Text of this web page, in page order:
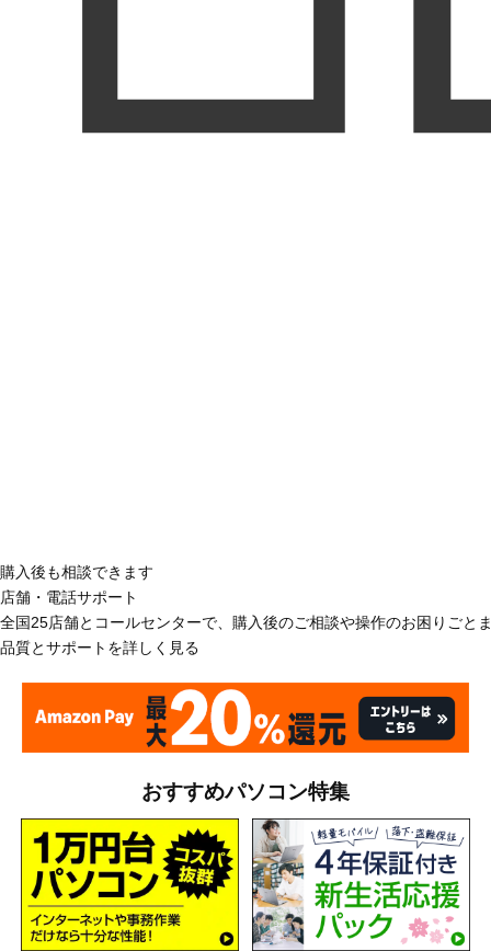
購入後も相談できます
店舗・電話サポート
全国25店舗とコールセンターで、購入後のご相談や操作のお困りごと
品質とサポートを詳しく見る
おすすめパソコン特集